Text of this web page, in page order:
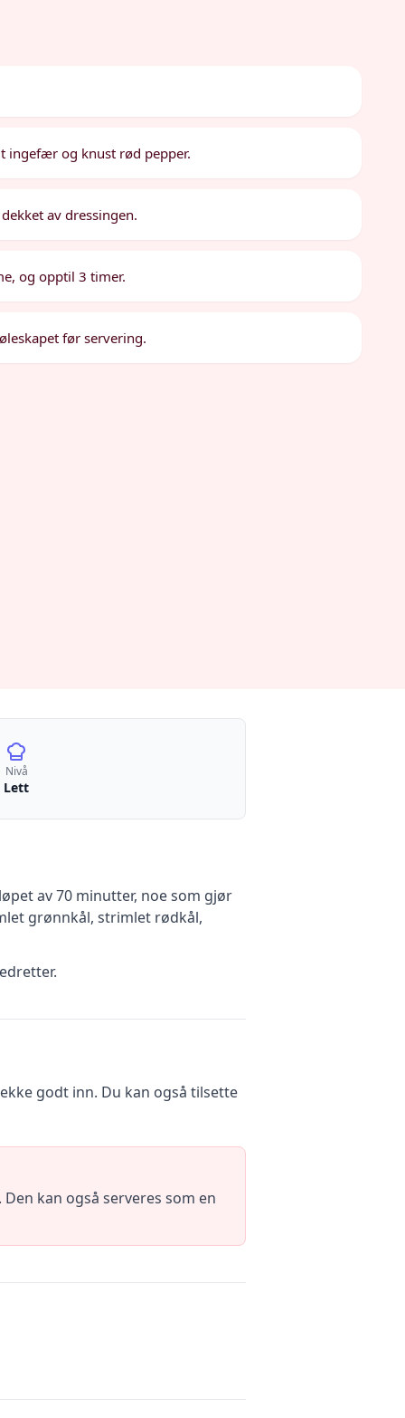
ingefær og knust rød pepper.
av dressingen.
og opptil 3 timer.
før servering.
Nivå
Lett
av 70 minutter, noe som gjør
grønnkål, strimlet rødkål,
godt inn. Du kan også tilsette
kan også serveres som en